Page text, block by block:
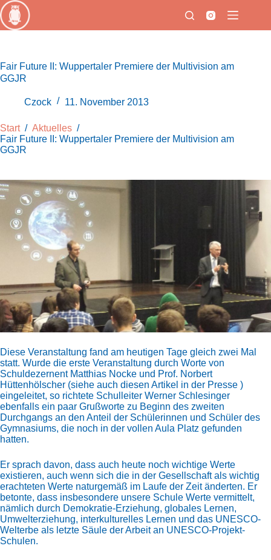
Zum
Inhalt
springen
Fair Future II: Wuppertaler Premiere der Multivision am
GGJR
Czock 11. November 2013
Start / Aktuelles /
Fair Future II: Wuppertaler Premiere der Multivision am
GGJR
Diese Veranstaltung fand am heutigen Tage gleich zwei Mal
statt. Wurde die erste Veranstaltung durch Worte von
Schuldezernent Matthias Nocke und Prof. Norbert
Hüttenhölscher (siehe auch diesen Artikel in der Presse )
eingeleitet, so richtete Schulleiter Werner Schlesinger
ebenfalls ein paar Grußworte zu Beginn des zweiten
Durchgangs an den Anteil der Schülerinnen und Schüler des
Gymnasiums, die noch in der vollen Aula Platz gefunden
hatten.
Er sprach davon, dass auch heute noch wichtige Werte
existieren, auch wenn sich die in der Gesellschaft als wichtig
erachteten Werte naturgemäß im Laufe der Zeit änderten. Er
betonte, dass insbesondere unsere Schule Werte vermittelt,
nämlich durch Demokratie-Erziehung, globales Lernen,
Umwelterziehung, interkulturelles Lernen und das UNESCO-
Welterbe als letzte Säule der Arbeit an UNESCO-Projekt-
Schulen.